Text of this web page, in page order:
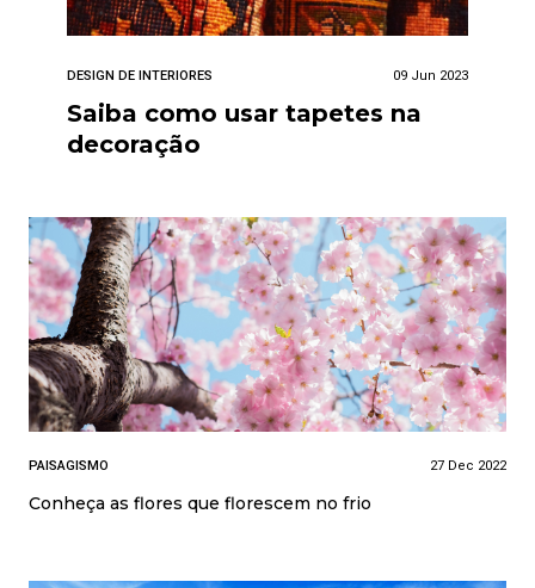
DESIGN DE INTERIORES 09 Jun 2023
Saiba como usar tapetes na
decoração
PAISAGISMO 27 Dec 2022
Conheça as flores que florescem no frio